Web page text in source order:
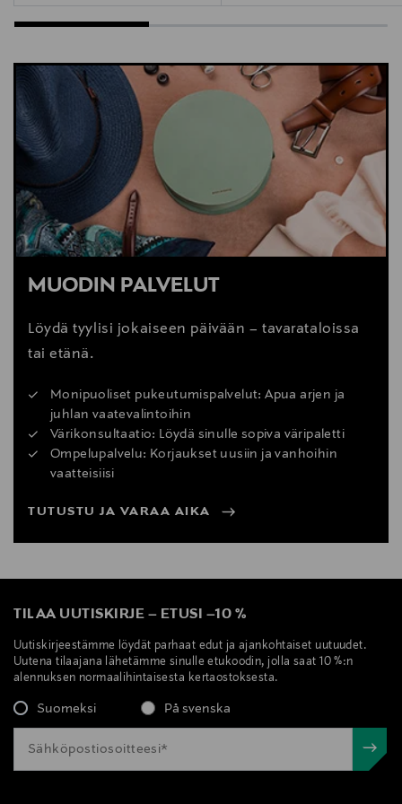
MUODIN PALVELUT
Löydä tyylisi jokaiseen päivään – tavarataloissa
tai etänä.
Monipuoliset pukeutumispalvelut: Apua arjen ja
juhlan vaatevalintoihin
Värikonsultaatio: Löydä sinulle sopiva väripaletti
Ompelupalvelu: Korjaukset uusiin ja vanhoihin
vaatteisiisi
TUTUSTU JA VARAA AIKA
TILAA UUTISKIRJE – ETUSI –10 %
Uutiskirjeestämme löydät parhaat edut ja ajankohtaiset uutuudet.
Uutena tilaajana lähetämme sinulle etukoodin, jolla saat 10 %:n
alennuksen normaalihintaisesta kertaostoksesta.
Suomeksi På svenska